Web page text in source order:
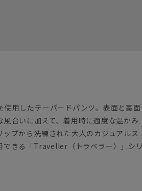
使用したテーパードパンツ。表面と裏面
合いに加えて、着用時に適度な温かみ
プから洗練された大人のカジュアルス
できる「Traveller（トラベラー）」シリ